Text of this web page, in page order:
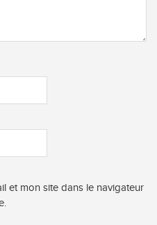
et mon site dans le navigateur